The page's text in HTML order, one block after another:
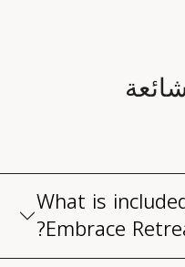
1. What is
Embrace